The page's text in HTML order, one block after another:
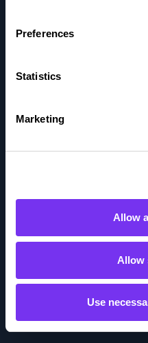
Preferences
Statistics
Marketing
Allow
Allow
Use
Täytä tietosi, niin